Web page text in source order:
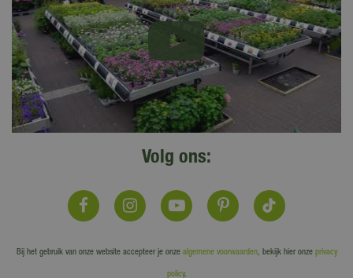
Volg ons:
Bij het gebruik van onze website accepteer je onze algemene voorwaarden, bekijk hier onze privacy
policy.